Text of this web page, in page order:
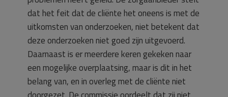
dat het feit dat de cliënte het oneens is met de
uitkomsten van onderzoeken, niet betekent dat
deze onderzoeken niet goed zijn uitgevoerd.
Daarnaast is er meerdere keren gekeken naar
een mogelijke overplaatsing, maar is dit in het
belang van, en in overleg met de cliënte niet